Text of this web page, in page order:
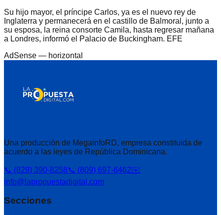
Su hijo mayor, el príncipe Carlos, ya es el nuevo rey de
Inglaterra y permanecerá en el castillo de Balmoral, junto a
su esposa, la reina consorte Camila, hasta regresar mañana
a Londres, informó el Palacio de Buckingham. EFE
AdSense — horizontal
Una producción de MegainfoRD, empresa constituida de
acuerdo a las leyes de República Dominicana.
📞 (829) 390-8258📞 (809) 697-6462✉️
info@lapropuestadigital.com
Secciones